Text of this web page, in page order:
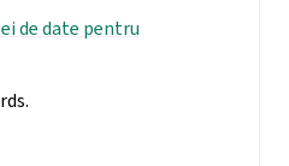
de date pentru